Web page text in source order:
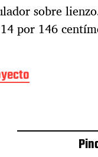
sobre
por 146